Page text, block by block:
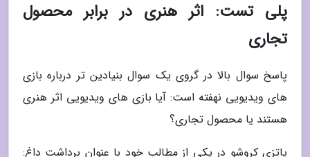
پلی تست: اثر هنری در برابر محصول
تجاری
پاسخ سوال بالا در گروی یک سوال بنیادین تر درباره بازی
های ویدیویی نهفته است: آیا بازی های ویدیویی اثر هنری
هستند یا محصول تجاری؟
یاتزی کروشو در یکی از مطالب خود با عنوان برداشت داغ: